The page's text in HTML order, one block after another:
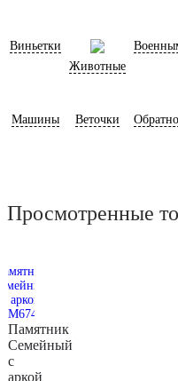
Виньетки
Животные
Машины Веточки
Просмотренные
Памятник
Семейный
с
аркой